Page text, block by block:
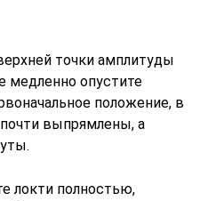
точки амплитуды
медленно опустите
положение, в
выпрямлены, а
локти полностью,